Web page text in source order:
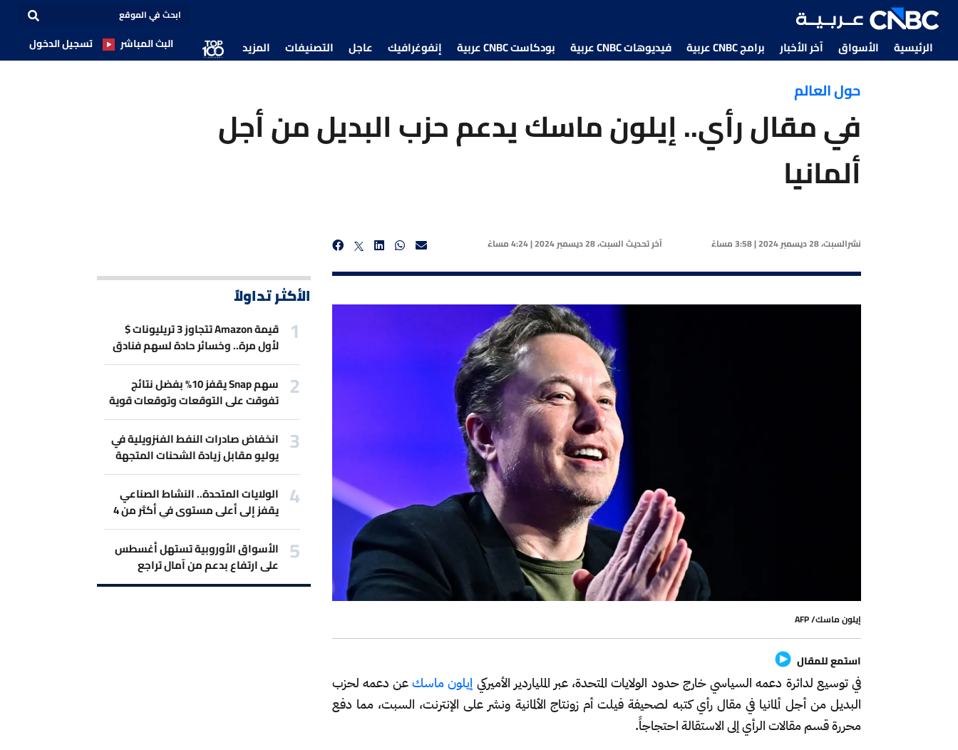
الرئيسية الأسواق آخر الأخبار برامج CNBC عربية فيديوهات CNBC عربية بودكاست CNBC عربية إنفوغرافيك عاجل التصنيفات المزيد البث المباشر تسجيل الدخول
حول العالم
في مقال رأي.. إيلون ماسك يدعم حزب البديل من أجل
ألمانيا
نشرالسبت، 28 ديسمبر 2024 | 3:58 مساءً آخر تحديثالسبت، 28 ديسمبر 2024 | 4:24 مساءً
إيلون ماسك/ AFP
استمع للمقال
في توسيع لدائرة دعمه السياسي خارج حدود الولايات المتحدة، عبر الملياردير الأميركي إيلون ماسكعن دعمه لحزب
البديل من أجل ألمانيا في مقال رأي كتبه لصحيفة فيلت أم زونتاج الألمانية ونشر على الإنترنت، السبت، مما دفع
محررة قسم مقالات الرأي إلى الاستقالة احتجاجاً.
الأكثر تداولاً
قيمة Amazon تتجاوز 3 تريليونات $
لأول مرة.. وخسائر حادة لسهم فنادق
Marriott بسبب حرب إيران
سهم Snap يقفز 10% بفضل نتائج
تفوقت على التوقعات وتوقعات قوية
للمبيعات.
انخفاض صادرات النفط الفنزويلية في
يوليو مقابل زيادة الشحنات المتجهة
لأميركا
الولايات المتحدة.. النشاط الصناعي
يقفز إلى أعلى مستوى في أكثر من 4
سنوات
الأسواق الأوروبية تستهل أغسطس
على ارتفاع بدعم من آمال تراجع
التصعيد بين أميركا وإيران